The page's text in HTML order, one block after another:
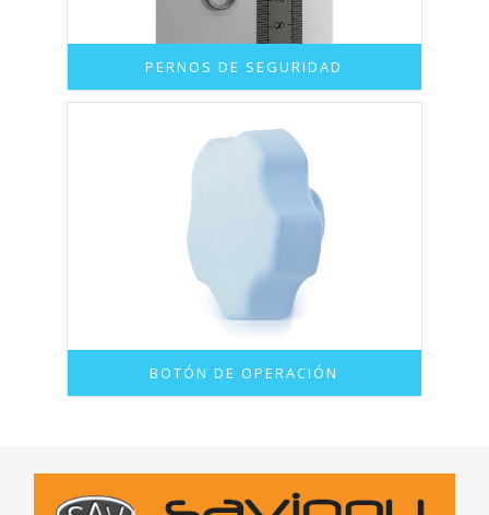
PERNOS DE SEGURIDAD
BOTÓN DE OPERACIÓN